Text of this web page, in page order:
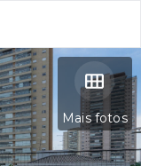
Mais fotos